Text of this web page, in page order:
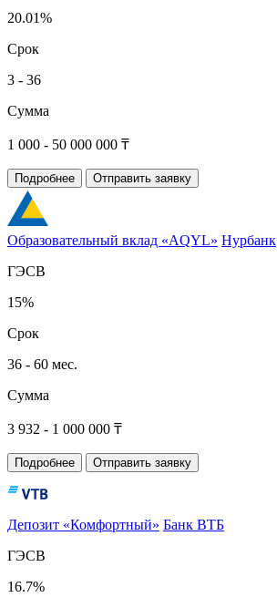
20.01%
Срок
3 - 36
Сумма
1 000 - 50 000 000 ₸
Подробнее Отправить заявку
Образовательный вклад «AQYL» Нурбанк
ГЭСВ
15%
Срок
36 - 60 мес.
Сумма
3 932 - 1 000 000 ₸
Подробнее Отправить заявку
Депозит «Комфортный» Банк ВТБ
ГЭСВ
16.7%